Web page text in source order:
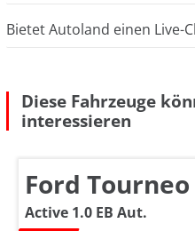
Bietet Autoland einen Live-
Diese Fahrzeuge
interessieren
Active 1.0 EB Aut.